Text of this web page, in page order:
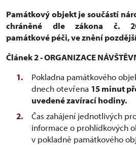
Památkový objekt je součástí
chráněné dle zákona č.
památkové péči, ve znění
Článek 2 - ORGANIZACE
Pokladna památkového
dnech otevřena 15 minut
uvedené zavírací hodiny.
Čas zahájení jednotlivých
informace o prohlídkových
v pokladně památkového